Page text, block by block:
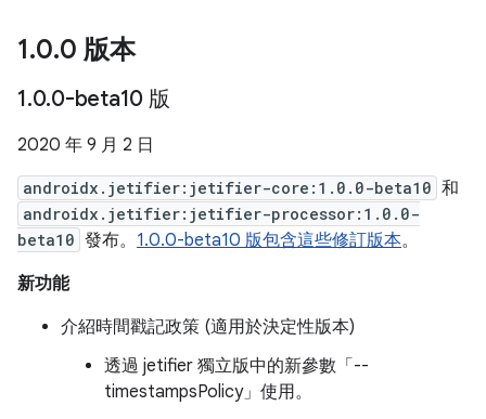
1.0.0 版本
1.0.0-beta10 版
2020 年 9 月 2 日
androidx.jetifier:jetifier-core:1.0.0-beta10 和
androidx.jetifier:jetifier-processor:1.0.0-
beta10 發布。 1.0.0-beta10 版包含這些修訂版本。
新功能
介紹時間戳記政策 (適用於決定性版本)
透過 jetifier 獨立版中的新參數「--
timestampsPolicy」使用。